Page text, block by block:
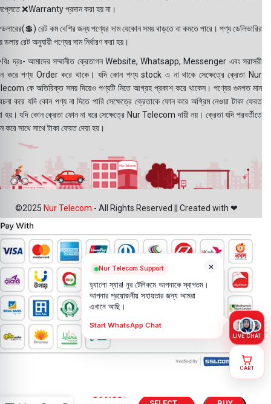
❌Warranty প্রদান করা হয় না।
রেট কম বেশির জন্য পণ্যের দাম যেকোন সময় বাড়তে বা কমতে পারে। পণ্য ডেলিভারির
ডলার রেট অনুযায়ী পণ্যের দাম নির্ধারণ করা হয়।
দ্রঃ- আমাদের সম্মানীত ক্রেতাগন Website, Whatsapp, Messenger এবং সরাসরী
করে পণ্য Order করে থাকে। যদি কোন পণ্য stock এ না থাকে সেক্ষেত্রে ক্রেতা Nur
কে অতিরিক্ত সময় দিয়েও পণ্যটি নিতে আগ্রহ প্রকাশ করে থাকেন। পণ্যের গুনগত মান
করে যদি কোন পণ্য না দিতে পারি সেক্ষেত্রে ক্রেতাকে ফোন করে অগ্রিম নেওয়া টাকা ফেরত
হয়। যদি কোন ক্রেতা ফোন না ধরে সেক্ষেত্রে Nur Telecom দায়ী নয়। ক্রেতা যদি পরবর্তীতে
করে সাথে সাথে টাকা ফেরত দেয়া হয়।
©2025 Nur Telecom - All Rights Reserved || Created with ❤
599.00৳
×
Nur Telecom Support
হ্যালো স্যার! নূর টেলিকমে আপনাকে স্বাগতম।
আপনার প্রয়োজনীয় সহায়তার জন্য আমরা
এখানে আছি।
Start WhatsApp Chat
LIVE CHAT
CART